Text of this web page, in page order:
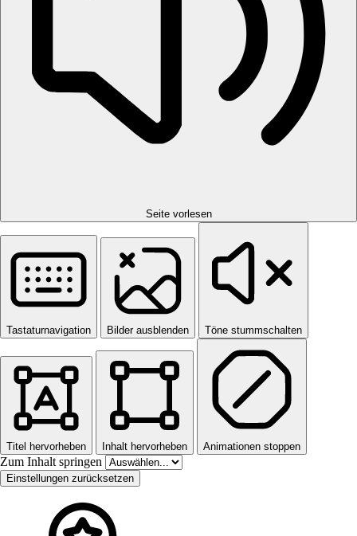
Seite vorlesen
Tastaturnavigation Bilder ausblenden Töne stummschalten
Titel hervorheben Inhalt hervorheben Animationen stoppen
Zum Inhalt springen
Einstellungen zurücksetzen